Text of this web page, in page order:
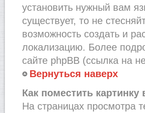
установить нужный вам
существует, то не
возможность создать и
локализацию. Более
сайте phpBB (ссылка на
Вернуться наверх
Как поместить
На страницах просмотра